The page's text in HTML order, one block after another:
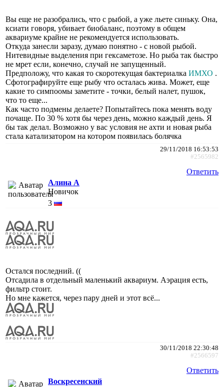
Вы еще не разобрались, что с рыбой, а уже льете синьку. Она,
ксиати говоря, убивает биобаланс, поэтому в общем
аквариуме крайне не рекомендуется использовать.
Откуда занесли заразу, думаю понятно - с новой рыбой.
Нитевидные выделения при гексаметозе. Но рыба так быстро
не мрет если, конечно, случай не запущенный.
Предположу, что какая то скоротекущая бактериалка ИМХО .
Сфотографируйте еще рыбу что осталась жива. Может, еще
какие то симпоомы заметите - точки, белый налет, пушок,
что то еще...
Как часто подмены делаете? Попытайтесь пока менять воду
почаще. По 30 % хотя бы через день, можно каждый день. Я
бы так делал. Возможно у вас условия не ахти и новая рыба
стала катализатором на котором появилась болячка
29/11/2018 16:53:53
#2565982
Ответить
Алина А
Новичок
3
Остался последний. ((
Отсадила в отдельный маленький аквариум. Аэрация есть,
фильтр стоит.
Но мне кажется, через пару дней и этот всё...
30/11/2018 22:30:48
#2566597
Ответить
Воскресенский